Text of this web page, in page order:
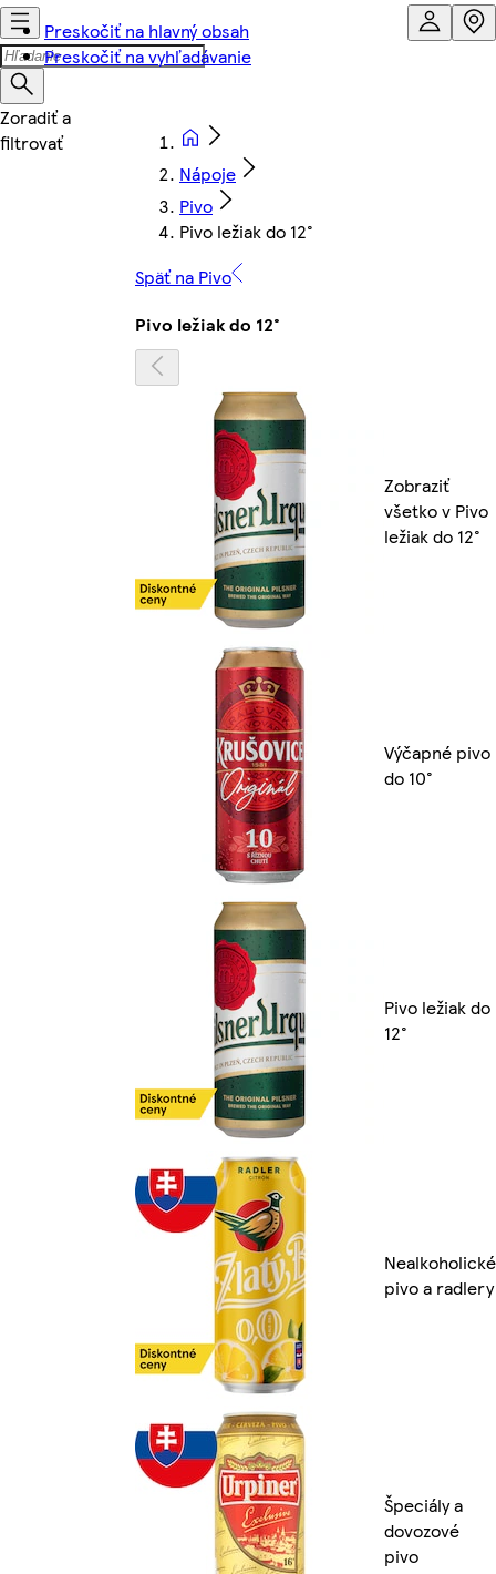
Preskočiť na hlavný obsah
Preskočiť na vyhľadávanie
Nápoje
Pivo
Pivo ležiak do 12°
Späť na Pivo
Pivo ležiak do 12°
Zobraziť
všetko v Pivo
ležiak do 12°
Výčapné pivo
do 10°
Pivo ležiak do
12°
Nealkoholické
pivo a radlery
Špeciály a
dovozové
pivo